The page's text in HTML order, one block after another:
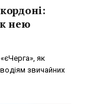
нею
як
звичайних